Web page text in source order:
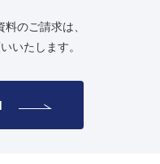
のご請求は、
いたします。